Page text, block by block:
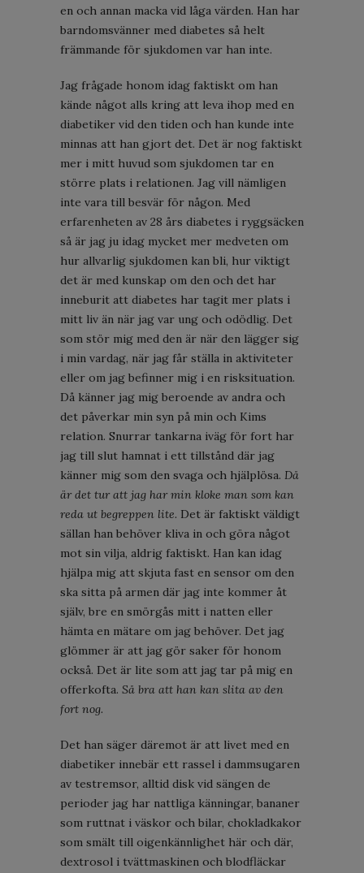
en och annan macka vid låga värden. Han har
barndomsvänner med diabetes så helt
främmande för sjukdomen var han inte.
Jag frågade honom idag faktiskt om han
kände något alls kring att leva ihop med en
diabetiker vid den tiden och han kunde inte
minnas att han gjort det. Det är nog faktiskt
mer i mitt huvud som sjukdomen tar en
större plats i relationen. Jag vill nämligen
inte vara till besvär för någon. Med
erfarenheten av 28 års diabetes i ryggsäcken
så är jag ju idag mycket mer medveten om
hur allvarlig sjukdomen kan bli, hur viktigt
det är med kunskap om den och det har
inneburit att diabetes har tagit mer plats i
mitt liv än när jag var ung och odödlig. Det
som stör mig med den är när den lägger sig
i min vardag, när jag får ställa in aktiviteter
eller om jag befinner mig i en risksituation.
Då känner jag mig beroende av andra och
det påverkar min syn på min och Kims
relation. Snurrar tankarna iväg för fort har
jag till slut hamnat i ett tillstånd där jag
känner mig som den svaga och hjälplösa. Då
är det tur att jag har min kloke man som kan
reda ut begreppen lite. Det är faktiskt väldigt
sällan han behöver kliva in och göra något
mot sin vilja, aldrig faktiskt. Han kan idag
hjälpa mig att skjuta fast en sensor om den
ska sitta på armen där jag inte kommer åt
själv, bre en smörgås mitt i natten eller
hämta en mätare om jag behöver. Det jag
glömmer är att jag gör saker för honom
också. Det är lite som att jag tar på mig en
offerkofta. Så bra att han kan slita av den
fort nog.
Det han säger däremot är att livet med en
diabetiker innebär ett rassel i dammsugaren
av testremsor, alltid disk vid sängen de
perioder jag har nattliga känningar, bananer
som ruttnat i väskor och bilar, chokladkakor
som smält till oigenkännlighet här och där,
dextrosol i tvättmaskinen och blodfläckar